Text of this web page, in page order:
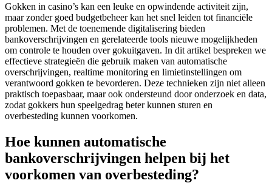
Gokken in casino’s kan een leuke en opwindende activiteit zijn,
maar zonder goed budgetbeheer kan het snel leiden tot financiële
problemen. Met de toenemende digitalisering bieden
bankoverschrijvingen en gerelateerde tools nieuwe mogelijkheden
om controle te houden over gokuitgaven. In dit artikel bespreken we
effectieve strategieën die gebruik maken van automatische
overschrijvingen, realtime monitoring en limietinstellingen om
verantwoord gokken te bevorderen. Deze technieken zijn niet alleen
praktisch toepasbaar, maar ook ondersteund door onderzoek en data,
zodat gokkers hun speelgedrag beter kunnen sturen en
overbesteding kunnen voorkomen.
Hoe kunnen automatische
bankoverschrijvingen helpen bij het
voorkomen van overbesteding?